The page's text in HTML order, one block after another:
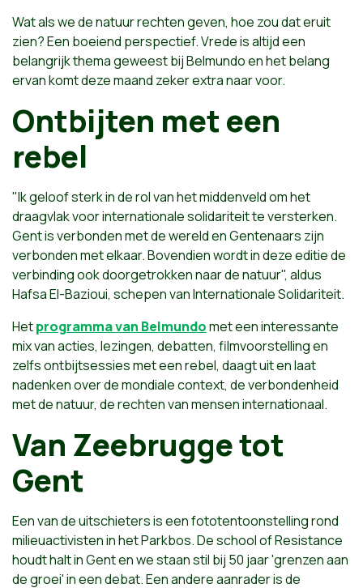
Wat als we de natuur rechten geven, hoe zou dat eruit
zien? Een boeiend perspectief. Vrede is altijd een
belangrijk thema geweest bij Belmundo en het belang
ervan komt deze maand zeker extra naar voor.
Ontbijten met een
rebel
"Ik geloof sterk in de rol van het middenveld om het
draagvlak voor internationale solidariteit te versterken.
Gent is verbonden met de wereld en Gentenaars zijn
verbonden met elkaar. Bovendien wordt in deze editie de
verbinding ook doorgetrokken naar de natuur", aldus
Hafsa El-Bazioui, schepen van Internationale Solidariteit.
Hetprogramma van Belmundomet een interessante
mix van acties, lezingen, debatten, filmvoorstelling en
zelfs ontbijtsessies met een rebel, daagt uit en laat
nadenken over de mondiale context, de verbondenheid
met de natuur, de rechten van mensen internationaal.
Van Zeebrugge tot
Gent
Een van de uitschieters is een fototentoonstelling rond
milieuactivisten in het Parkbos. De school of Resistance
houdt halt in Gent en we staan stil bij 50 jaar 'grenzen aan
de groei' in een debat. Een andere aanrader is de